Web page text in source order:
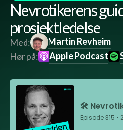
Nevrotikerens
prosjektledelse
Med:
Martin Revheim
Hør på:
Apple Podcast